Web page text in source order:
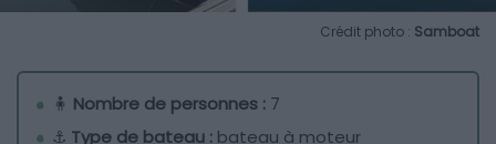
Crédit photo : Samboat
🧍 Nombre de personnes : 7
⚓ Type de bateau : bateau à moteur